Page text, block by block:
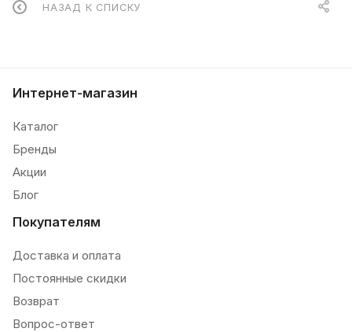
НАЗАД К СПИСКУ
Интернет-магазин
Каталог
Бренды
Акции
Блог
Покупателям
Доставка и оплата
Постоянные скидки
Возврат
Вопрос-ответ